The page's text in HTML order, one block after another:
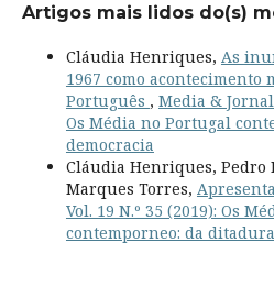
Artigos mais lidos do(s)
Cláudia Henriques, As
1967 como acontecimento
Português , Media &
Os Média no Portugal
democracia
Cláudia Henriques, Pedro
Marques Torres,
Vol. 19 N.º 35 (2019): Os
contemporneo: da